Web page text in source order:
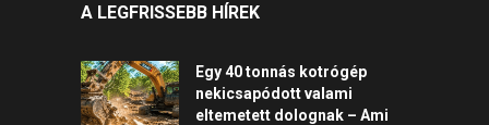
A LEGFRISSEBB HÍREK
Egy 40 tonnás kotrógép
nekicsapódott valami
eltemetett dolognak – Ami